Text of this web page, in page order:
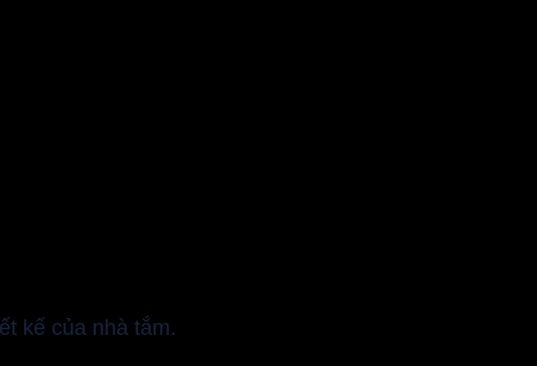
kế của nhà tắm.